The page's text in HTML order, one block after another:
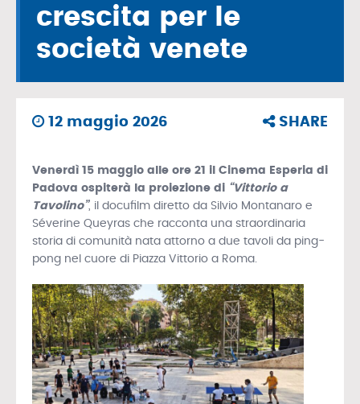
crescita per le
società venete
12 maggio 2026 SHARE
Venerdì 15 maggio alle ore 21 il Cinema Esperia di
Padova ospiterà la proiezione di “Vittorio a
Tavolino”, il docufilm diretto da Silvio Montanaro e
Séverine Queyras che racconta una straordinaria
storia di comunità nata attorno a due tavoli da ping-
pong nel cuore di Piazza Vittorio a Roma.